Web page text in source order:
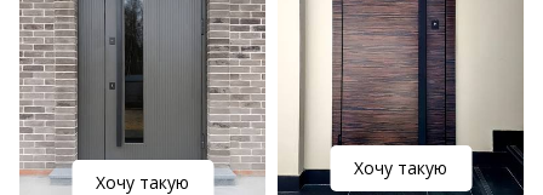
Хочу такую
Хочу такую